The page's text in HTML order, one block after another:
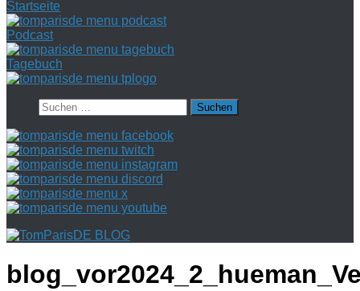
Startseite
Podcast
Tagebuch
Suchen
nach: